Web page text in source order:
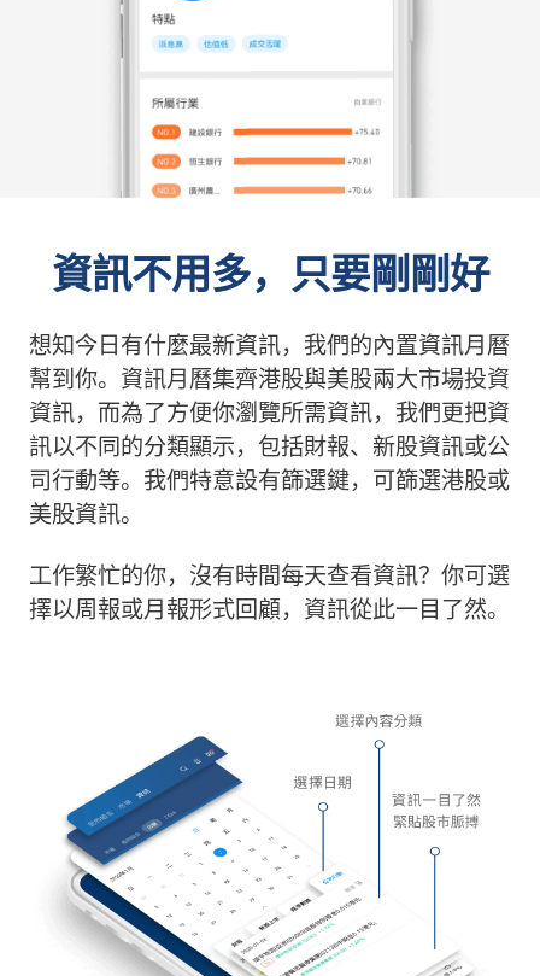
資訊不用多，只要剛剛好
想知今日有什麼最新資訊，我們的內置資訊月曆
幫到你。資訊月曆集齊港股與美股兩大市場投資
資訊，而為了方便你瀏覽所需資訊，我們更把資
訊以不同的分類顯示，包括財報、新股資訊或公
司行動等。我們特意設有篩選鍵，可篩選港股或
美股資訊。
工作繁忙的你，沒有時間每天查看資訊？你可選
擇以周報或月報形式回顧，資訊從此一目了然。